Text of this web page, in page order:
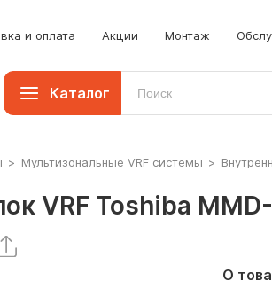
и оплата Акции Монтаж
Каталог
> Мультизональные VRF системы >
VRF Toshiba
О